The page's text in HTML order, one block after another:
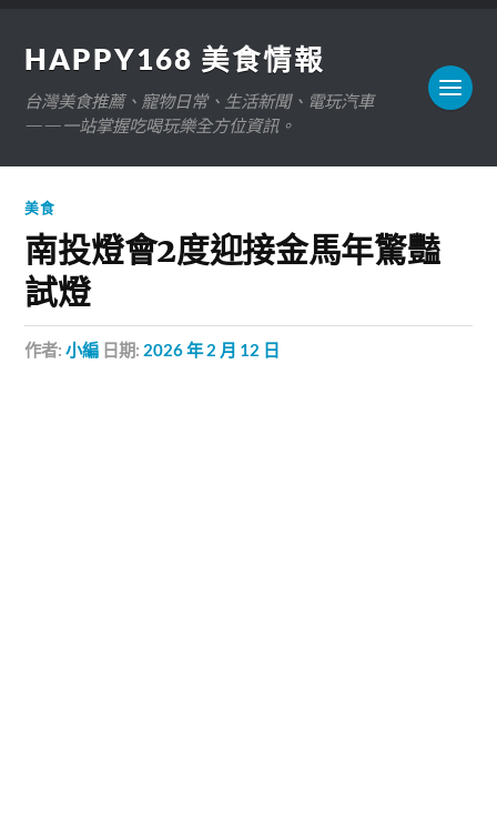
HAPPY168 美食情報
台灣美食推薦、寵物日常、生活新聞、電玩汽車
——一站掌握吃喝玩樂全方位資訊。
美食
南投燈會2度迎接金馬年驚豔
試燈
作者:小編 日期: 2026 年 2 月 12 日